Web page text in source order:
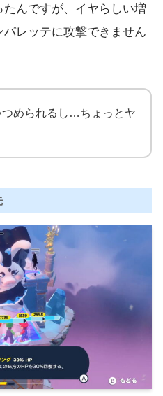
んですが、イヤらしい増
レッテに攻撃できません
つめられるし…ちょっとヤ